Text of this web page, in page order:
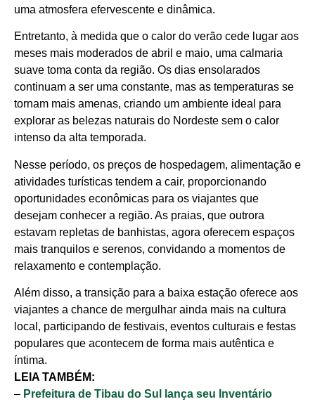
uma atmosfera efervescente e dinâmica.
Entretanto, à medida que o calor do verão cede lugar aos
meses mais moderados de abril e maio, uma calmaria
suave toma conta da região. Os dias ensolarados
continuam a ser uma constante, mas as temperaturas se
tornam mais amenas, criando um ambiente ideal para
explorar as belezas naturais do Nordeste sem o calor
intenso da alta temporada.
Nesse período, os preços de hospedagem, alimentação e
atividades turísticas tendem a cair, proporcionando
oportunidades econômicas para os viajantes que
desejam conhecer a região. As praias, que outrora
estavam repletas de banhistas, agora oferecem espaços
mais tranquilos e serenos, convidando a momentos de
relaxamento e contemplação.
Além disso, a transição para a baixa estação oferece aos
viajantes a chance de mergulhar ainda mais na cultura
local, participando de festivais, eventos culturais e festas
populares que acontecem de forma mais autêntica e
íntima.
LEIA TAMBÉM:
– Prefeitura de Tibau do Sul lança seu Inventário